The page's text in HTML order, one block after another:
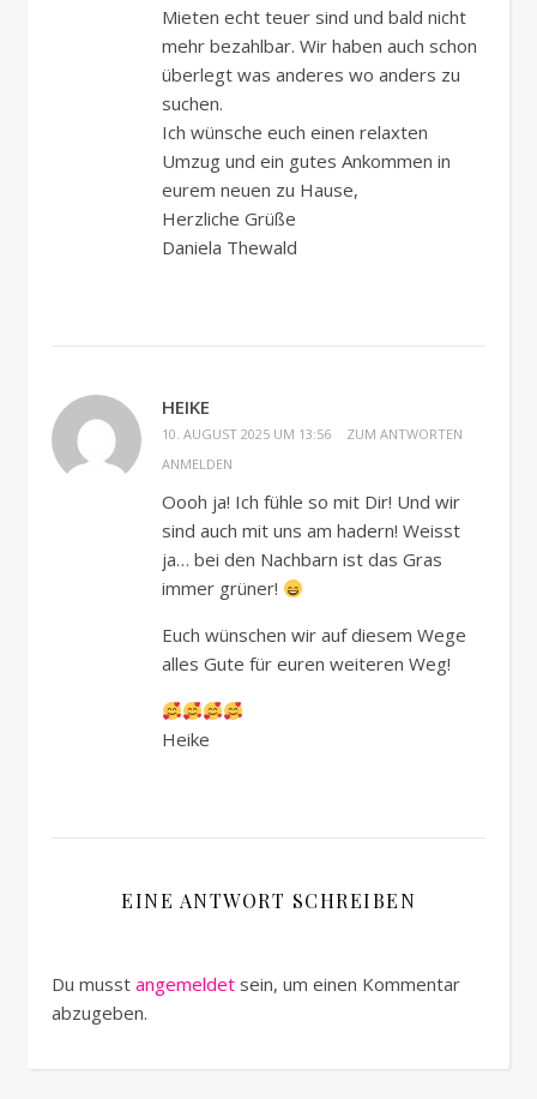
Mieten echt teuer sind und bald nicht
mehr bezahlbar. Wir haben auch schon
überlegt was anderes wo anders zu
suchen.
Ich wünsche euch einen relaxten
Umzug und ein gutes Ankommen in
eurem neuen zu Hause,
Herzliche Grüße
Daniela Thewald
HEIKE
10. AUGUST 2025 UM 13:56
ZUM ANTWORTEN
ANMELDEN
Oooh ja! Ich fühle so mit Dir! Und wir
sind auch mit uns am hadern! Weisst
ja… bei den Nachbarn ist das Gras
immer grüner!
Euch wünschen wir auf diesem Wege
alles Gute für euren weiteren Weg!
Heike
EINE ANTWORT SCHREIBEN
Du musst angemeldet sein, um einen Kommentar
abzugeben.